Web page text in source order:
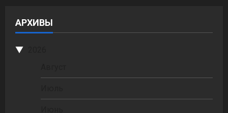
АРХИВЫ